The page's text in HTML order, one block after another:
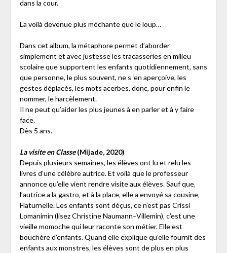
dans la cour.
La voilà devenue plus méchante que le loup…
Dans cet album, la métaphore permet d’aborder
simplement et avec justesse les tracasseries en milieu
scolaire que supportent les enfants quotidiennement, sans
que personne, le plus souvent, ne s ‘en aperçoive, les
gestes déplacés, les mots acerbes, donc, pour enfin le
nommer, le harcèlement.
Il ne peut qu’aider les plus jeunes à en parler et à y faire
face.
Dès 5 ans.
La visite en Classe(Mijade, 2020)
Depuis plusieurs semaines‚ les élèves ont lu et relu les
livres d’une célèbre autrice. Et voilà que le professeur
annonce qu’elle vient rendre visite aux élèves. Sauf que‚
l’autrice a la gastro‚ et à la place‚ elle a envoyé sa cousine‚
Flaturnelle. Les enfants sont déçus‚ ce n’est pas Crissi
Lomanimin (lisez Christine Naumann–Villemin)‚ c’est une
vieille momoche qui leur raconte son métier. Elle est
bouchère d’enfants. Quand elle explique qu’elle fournit des
enfants aux monstres‚ les élèves sont de plus en plus